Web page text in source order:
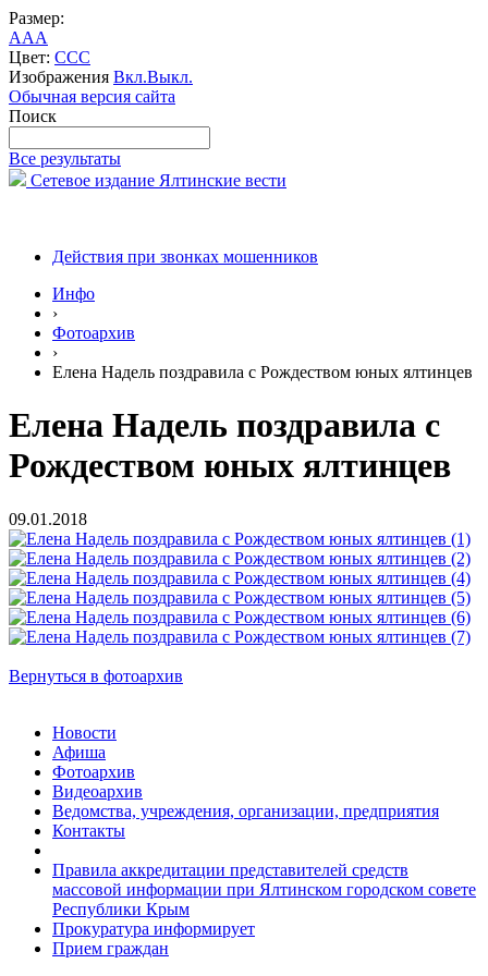
Размер:
AAA
Цвет: CCC
Изображения Вкл.Выкл.
Обычная версия сайта
Поиск
Все результаты
Сетевое издание Ялтинские вести
Действия при звонках мошенников
Инфо
›
Фотоархив
›
Елена Надель поздравила с Рождеством юных ялтинцев
Елена Надель поздравила с
Рождеством юных ялтинцев
09.01.2018
Вернуться в фотоархив
Новости
Афиша
Фотоархив
Видеоархив
Ведомства, учреждения, организации, предприятия
Контакты
Правила аккредитации представителей средств
массовой информации при Ялтинском городском совете
Республики Крым
Прокуратура информирует
Прием граждан